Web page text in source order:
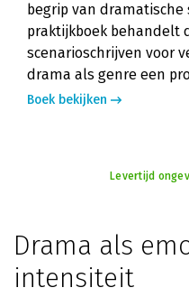
begrip van
praktijkboek behandelt
scenarioschrijven voor
drama als genre een
Boek bekijken
Levertijd
Drama als
intensiteit